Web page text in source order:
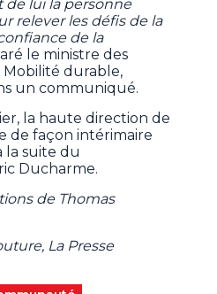
de lui la personne
relever les défis de la
de la
le ministre des
Mobilité durable,
un communiqué.
la haute direction de
de façon intérimaire
la suite du
Ducharme.
de Thomas
La Presse